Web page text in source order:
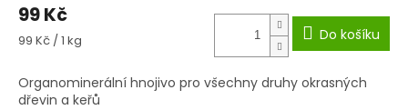
99 Kč
Měrná
99 Kč / 1 kg Do košíku
Organominerální hnojivo pro všechny druhy okrasných
dřevin a keřů